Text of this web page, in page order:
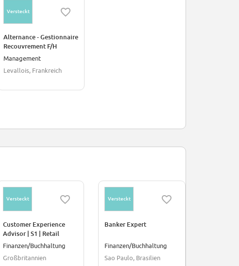
Versteckt
Alternance - Gestionnaire
Recouvrement F/H
Management
Levallois, Frankreich
Versteckt
Customer Experience
Advisor | S1 | Retail
Banking | Barry &
Branch
Finanzen/Buchhaltung
Großbritannien
Versteckt
Banker Expert
Finanzen/Buchhaltung
Sao Paulo, Brasilien